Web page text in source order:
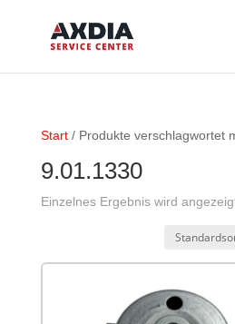
Start/ Produkte verschlagwortet
9.01.1330
Einzelnes Ergebnis wird